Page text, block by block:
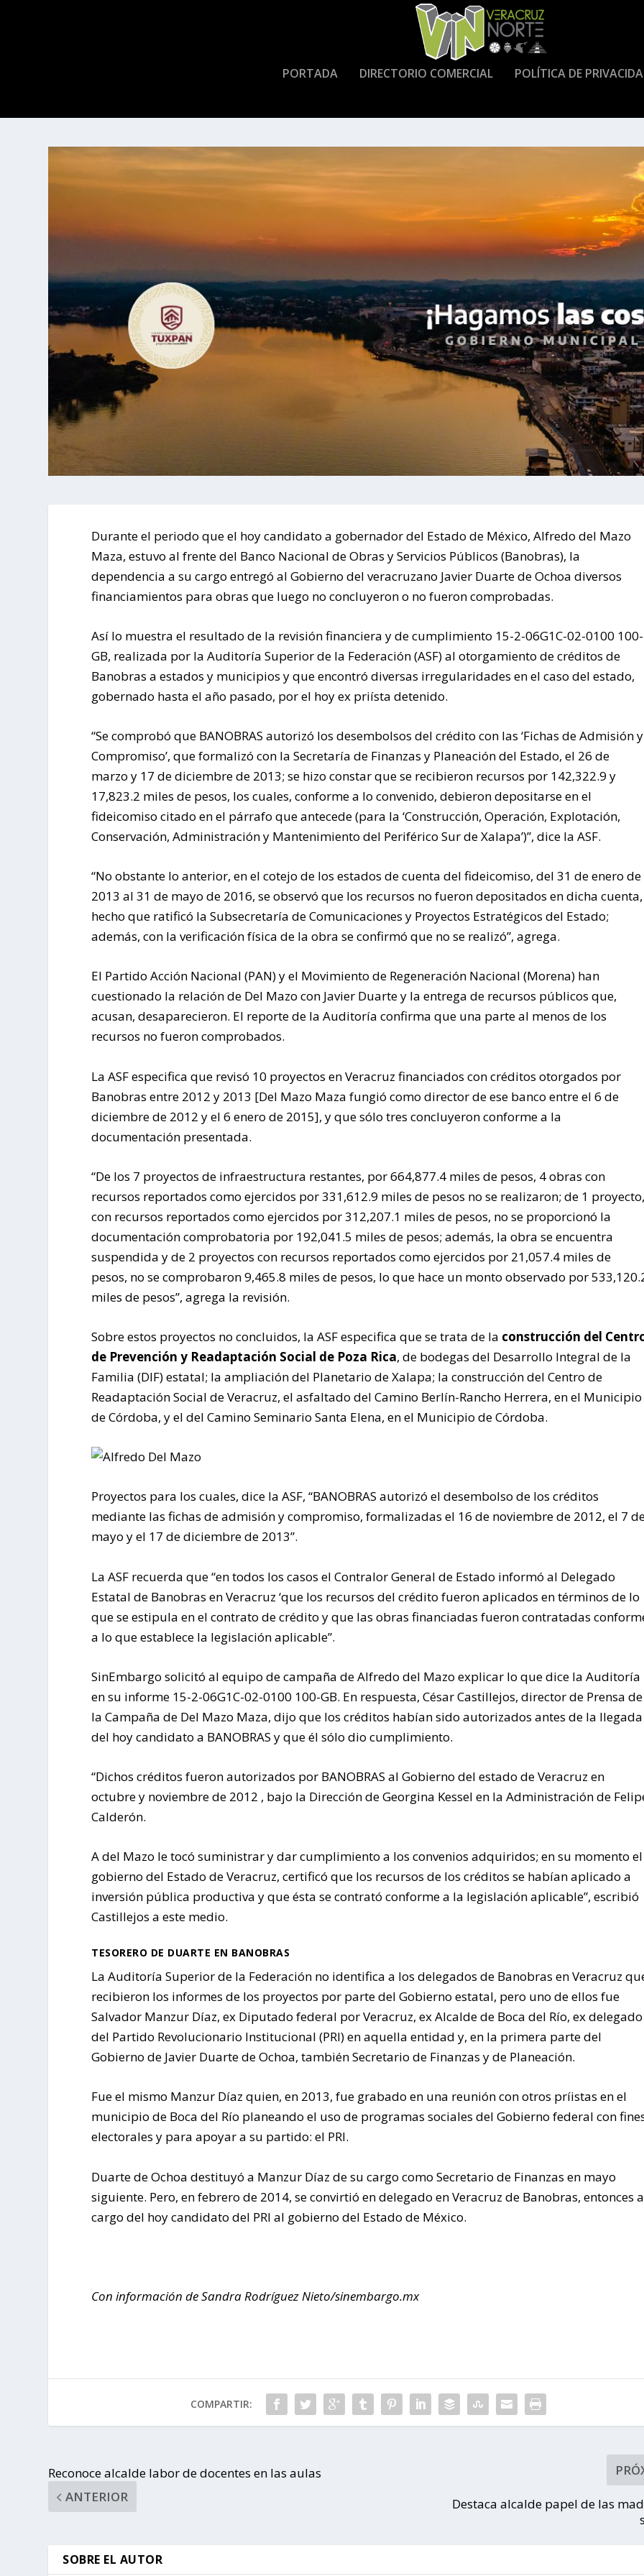
PORTADA DIRECTORIO COMERCIAL POLÍTICA DE
Durante el periodo que el hoy candidato a gobernador del Estado de México, Alfredo del Mazo
Maza, estuvo al frente del Banco Nacional de Obras y Servicios Públicos (Banobras), la
dependencia a su cargo entregó al Gobierno del veracruzano Javier Duarte de Ochoa diversos
financiamientos para obras que luego no concluyeron o no fueron comprobadas.
Así lo muestra el resultado de la revisión financiera y de cumplimiento 15-2-06G1C-02-0100 100-
GB, realizada por la Auditoría Superior de la Federación (ASF) al otorgamiento de créditos de
Banobras a estados y municipios y que encontró diversas irregularidades en el caso del estado,
gobernado hasta el año pasado, por el hoy ex priísta detenido.
“Se comprobó que BANOBRAS autorizó los desembolsos del crédito con las ‘Fichas de Admisión y
Compromiso’, que formalizó con la Secretaría de Finanzas y Planeación del Estado, el 26 de
marzo y 17 de diciembre de 2013; se hizo constar que se recibieron recursos por 142,322.9 y
17,823.2 miles de pesos, los cuales, conforme a lo convenido, debieron depositarse en el
fideicomiso citado en el párrafo que antecede (para la ‘Construcción, Operación, Explotación,
Conservación, Administración y Mantenimiento del Periférico Sur de Xalapa’)”, dice la ASF.
“No obstante lo anterior, en el cotejo de los estados de cuenta del fideicomiso, del 31 de enero de
2013 al 31 de mayo de 2016, se observó que los recursos no fueron depositados en dicha cuenta,
hecho que ratificó la Subsecretaría de Comunicaciones y Proyectos Estratégicos del Estado;
además, con la verificación física de la obra se confirmó que no se realizó”, agrega.
El Partido Acción Nacional (PAN) y el Movimiento de Regeneración Nacional (Morena) han
cuestionado la relación de Del Mazo con Javier Duarte y la entrega de recursos públicos que,
acusan, desaparecieron. El reporte de la Auditoría confirma que una parte al menos de los
recursos no fueron comprobados.
La ASF especifica que revisó 10 proyectos en Veracruz financiados con créditos otorgados por
Banobras entre 2012 y 2013 [Del Mazo Maza fungió como director de ese banco entre el 6 de
diciembre de 2012 y el 6 enero de 2015], y que sólo tres concluyeron conforme a la
documentación presentada.
“De los 7 proyectos de infraestructura restantes, por 664,877.4 miles de pesos, 4 obras con
recursos reportados como ejercidos por 331,612.9 miles de pesos no se realizaron; de 1
con recursos reportados como ejercidos por 312,207.1 miles de pesos, no se proporcionó la
documentación comprobatoria por 192,041.5 miles de pesos; además, la obra se encuentra
suspendida y de 2 proyectos con recursos reportados como ejercidos por 21,057.4 miles de
pesos, no se comprobaron 9,465.8 miles de pesos, lo que hace un monto observado por
miles de pesos”, agrega la revisión.
Sobre estos proyectos no concluidos, la ASF especifica que se trata de la construcción del
de Prevención y Readaptación Social de Poza Rica, de bodegas del Desarrollo Integral de la
Familia (DIF) estatal; la ampliación del Planetario de Xalapa; la construcción del Centro de
Readaptación Social de Veracruz, el asfaltado del Camino Berlín-Rancho Herrera, en el Municipio
de Córdoba, y el del Camino Seminario Santa Elena, en el Municipio de Córdoba.
Proyectos para los cuales, dice la ASF, “BANOBRAS autorizó el desembolso de los créditos
mediante las fichas de admisión y compromiso, formalizadas el 16 de noviembre de 2012, el 7
mayo y el 17 de diciembre de 2013”.
La ASF recuerda que “en todos los casos el Contralor General de Estado informó al Delegado
Estatal de Banobras en Veracruz ‘que los recursos del crédito fueron aplicados en términos de lo
que se estipula en el contrato de crédito y que las obras financiadas fueron contratadas
a lo que establece la legislación aplicable”.
SinEmbargo solicitó al equipo de campaña de Alfredo del Mazo explicar lo que dice la Auditoría
en su informe 15-2-06G1C-02-0100 100-GB. En respuesta, César Castillejos, director de Prensa de
la Campaña de Del Mazo Maza, dijo que los créditos habían sido autorizados antes de la llegada
del hoy candidato a BANOBRAS y que él sólo dio cumplimiento.
“Dichos créditos fueron autorizados por BANOBRAS al Gobierno del estado de Veracruz en
octubre y noviembre de 2012 , bajo la Dirección de Georgina Kessel en la Administración de
Calderón.
A del Mazo le tocó suministrar y dar cumplimiento a los convenios adquiridos; en su momento el
gobierno del Estado de Veracruz, certificó que los recursos de los créditos se habían aplicado a
inversión pública productiva y que ésta se contrató conforme a la legislación aplicable”, escribió
Castillejos a este medio.
TESORERO DE DUARTE EN BANOBRAS
La Auditoría Superior de la Federación no identifica a los delegados de Banobras en Veracruz
recibieron los informes de los proyectos por parte del Gobierno estatal, pero uno de ellos fue
Salvador Manzur Díaz, ex Diputado federal por Veracruz, ex Alcalde de Boca del Río, ex delegado
del Partido Revolucionario Institucional (PRI) en aquella entidad y, en la primera parte del
Gobierno de Javier Duarte de Ochoa, también Secretario de Finanzas y de Planeación.
Fue el mismo Manzur Díaz quien, en 2013, fue grabado en una reunión con otros príistas en el
municipio de Boca del Río planeando el uso de programas sociales del Gobierno federal con
electorales y para apoyar a su partido: el PRI.
Duarte de Ochoa destituyó a Manzur Díaz de su cargo como Secretario de Finanzas en mayo
siguiente. Pero, en febrero de 2014, se convirtió en delegado en Veracruz de Banobras, entonces a
cargo del hoy candidato del PRI al gobierno del Estado de México.
Con información de Sandra Rodríguez Nieto/sinembargo.mx
COMPARTIR:
Reconoce alcalde labor de docentes en las aulas
ANTERIOR
Destaca alcalde papel de las
SOBRE EL AUTOR